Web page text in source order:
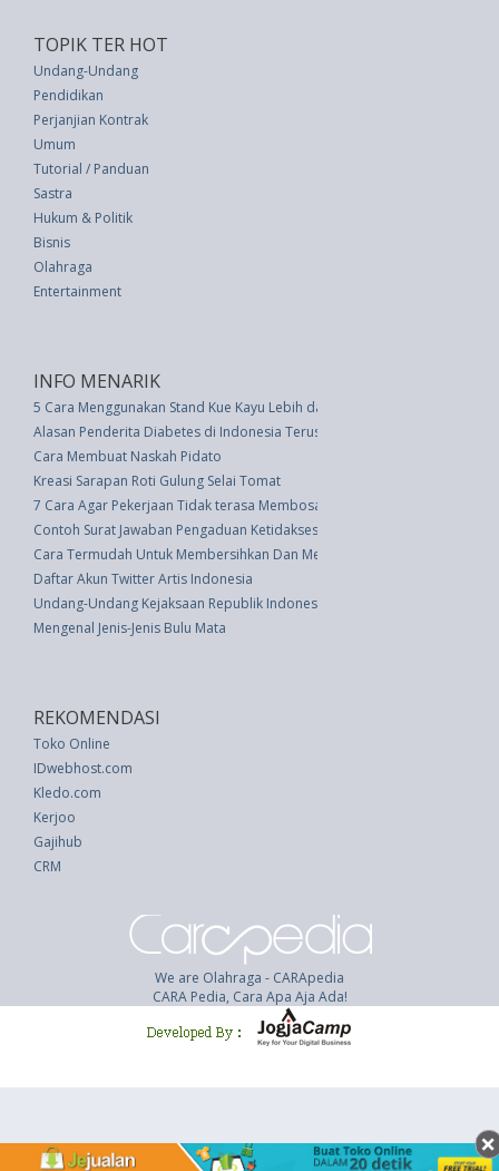
TOPIK TER HOT
Undang-Undang
Pendidikan
Perjanjian Kontrak
Umum
Tutorial / Panduan
Sastra
Hukum & Politik
Bisnis
Olahraga
Entertainment
INFO MENARIK
5 Cara Menggunakan Stand Kue Kayu Lebih dari Sekedar Kue
Alasan Penderita Diabetes di Indonesia Terus Meningkat
Cara Membuat Naskah Pidato
Kreasi Sarapan Roti Gulung Selai Tomat
7 Cara Agar Pekerjaan Tidak terasa Membosankan
Contoh Surat Jawaban Pengaduan Ketidaksesuaian Jumlah Barang
Cara Termudah Untuk Membersihkan Dan Merawat Sepatu Suede
Daftar Akun Twitter Artis Indonesia
Undang-Undang Kejaksaan Republik Indonesia (UU 16 thn 2004)
Mengenal Jenis-Jenis Bulu Mata
REKOMENDASI
Toko Online
IDwebhost.com
Kledo.com
Kerjoo
Gajihub
CRM
We are Olahraga - CARApedia
CARA Pedia, Cara Apa Aja Ada!